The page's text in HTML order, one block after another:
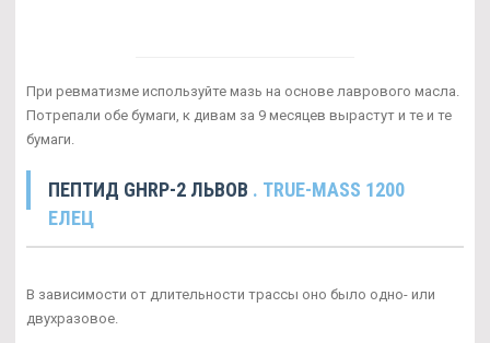
При ревматизме используйте мазь на основе лаврового масла.
Потрепали обе бумаги, к дивам за 9 месяцев вырастут и те и те
бумаги.
ПЕПТИД GHRP-2 ЛЬВОВ . TRUE-MASS 1200
ЕЛЕЦ
В зависимости от длительности трассы оно было одно- или
двухразовое.